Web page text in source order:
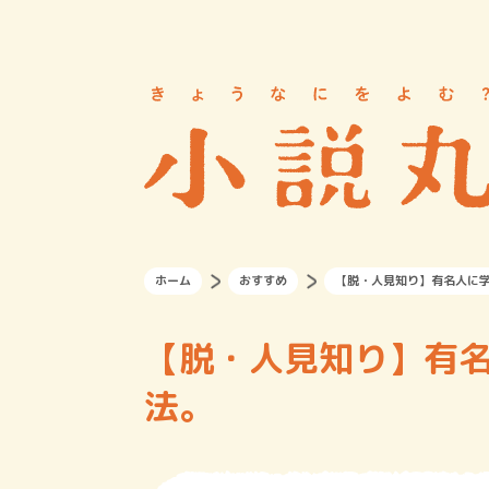
ホーム おすすめ 【脱・人見知り】有名人に
【脱・人見知り】有
法。